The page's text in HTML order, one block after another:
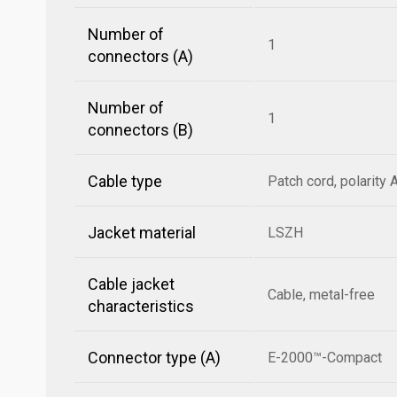
Number of
connectors (A)
1
Number of
connectors (B)
1
Cable type Patch cord, polarity
Jacket material LSZH
Cable jacket
characteristics
Cable, metal-free
Connector type (A) E-2000™-Compact